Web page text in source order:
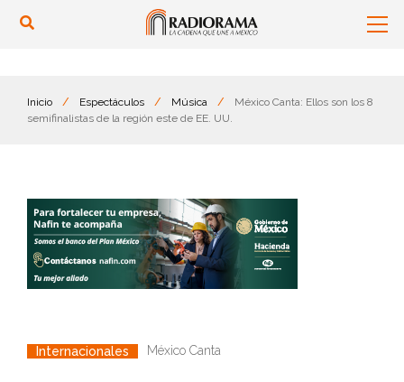
Inicio / Espectáculos / Música /
México Canta: Ellos son los 8
semifinalistas de la región este de EE. UU.
Internacionales México Canta